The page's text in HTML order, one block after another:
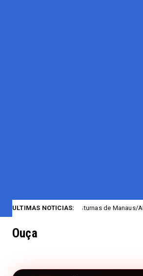
ULTIMAS NOTICIAS:
de Manaus/AM Bandeira Tarifária
Ouça